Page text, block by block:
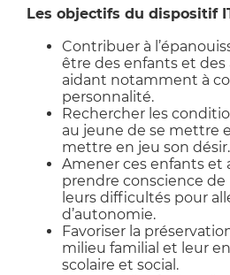
Les objectifs du dispositif
Contribuer à
être des enfants et des
aidant notamment à
personnalité.
Rechercher les
au jeune de se mettre
mettre en jeu son désir.
Amener ces enfants et
prendre conscience de
leurs difficultés pour
d’autonomie.
Favoriser la
milieu familial et leur
scolaire et social.